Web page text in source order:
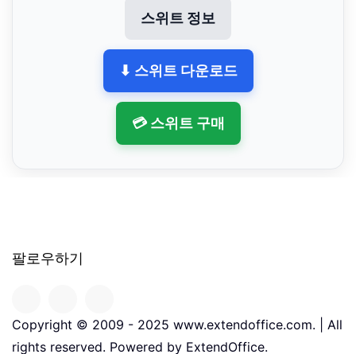
스위트 정보
⬇ 스위트 다운로드
💳 스위트 구매
팔로우하기
Copyright © 2009 - 2025 www.extendoffice.com. | All
rights reserved. Powered by ExtendOffice.